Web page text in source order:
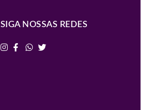
SIGA NOSSAS REDES